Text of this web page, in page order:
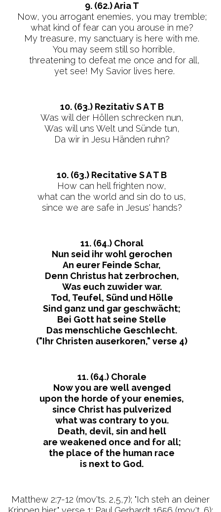
9. (62.) Aria T
Now, you arrogant enemies, you may tremble;
what kind of fear can you arouse in me?
My treasure, my sanctuary is here with me.
You may seem still so horrible,
threatening to defeat me once and for all,
yet see! My Savior lives here.
10. (63.) Rezitativ S A T B
Was will der Höllen schrecken nun,
Was will uns Welt und Sünde tun,
Da wir in Jesu Händen ruhn?
10. (63.) Recitative S A T B
How can hell frighten now,
what can the world and sin do to us,
since we are safe in Jesus' hands?
11. (64.) Choral
Nun seid ihr wohl gerochen
An eurer Feinde Schar,
Denn Christus hat zerbrochen,
Was euch zuwider war.
Tod, Teufel, Sünd und Hölle
Sind ganz und gar geschwächt;
Bei Gott hat seine Stelle
Das menschliche Geschlecht.
("Ihr Christen auserkoren," verse 4)
11. (64.) Chorale
Now you are well avenged
upon the horde of your enemies,
since Christ has pulverized
what was contrary to you.
Death, devil, sin and hell
are weakened once and for all;
the place of the human race
is next to God.
Matthew 2:7-12 (mov'ts. 2,5,7); "Ich steh an deiner